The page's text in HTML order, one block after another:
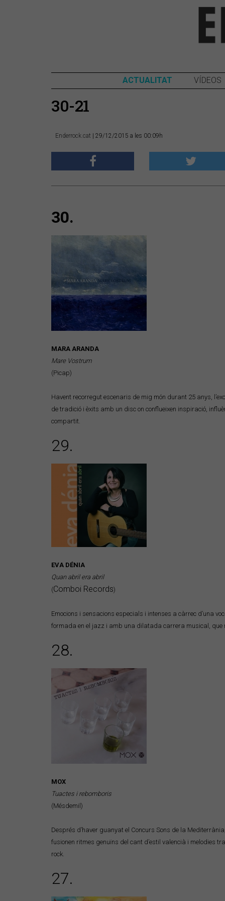
ACTUALITAT VÍDEOS
30-21
Enderrock.cat | 29/12/2015 a les 00:09h
30.
MARA ARANDA
Mare Vostrum
(Picap)
Havent recorregut escenaris de mig món durant 25 anys,
de tradició i èxits amb un disc on conflueixen inspiració,
compartit.
29.
EVA DÉNIA
Quan abril era abril
(Comboi Records)
Emocions i sensacions especials i intenses a càrrec d’una
formada en el jazz i amb una dilatada carrera musical, que
28.
MOX
Tuactes i rebomboris
(Mésdemil)
Després d’haver guanyat el Concurs Sons de la
fusionen ritmes genuïns del cant d’estil valencià i melodies
rock.
27.